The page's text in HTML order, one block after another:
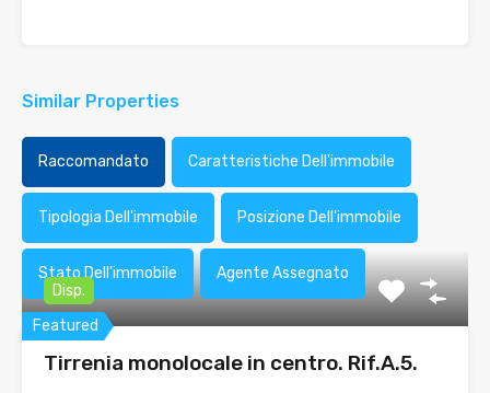
Similar Properties
Raccomandato Caratteristiche Dell'immobile
Tipologia Dell'immobile Posizione Dell'immobile
Stato Dell'immobile Agente Assegnato
Featured
Disp.
Tirrenia monolocale in centro. Rif.A.5.